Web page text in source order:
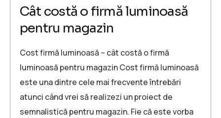
Cât costă o firmă luminoasă
pentru magazin
Cost firmă luminoasă – cât costă o firmă
luminoasă pentru magazin Cost firmă luminoasă
este una dintre cele mai frecvente întrebări
atunci când vrei să realizezi un proiect de
semnalistică pentru magazin. Fie că este vorba